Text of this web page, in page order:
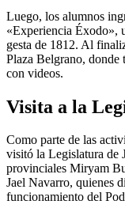
Luego, los alumnos
«Experiencia Éxodo»,
gesta de 1812. Al
Plaza Belgrano, donde
con videos.
Visita a la
Como parte de las
visitó la Legislatura de
provinciales Miryam
Jael Navarro, quienes
funcionamiento del